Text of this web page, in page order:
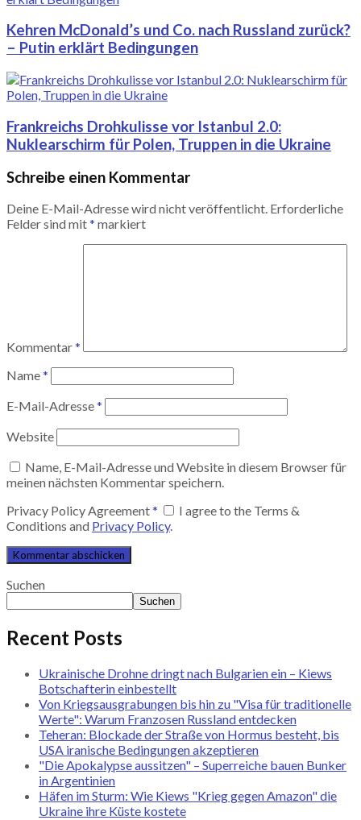
Kehren McDonald’s und Co. nach Russland zurück?
– Putin erklärt Bedingungen
Frankreichs Drohkulisse vor Istanbul 2.0:
Nuklearschirm für Polen, Truppen in die Ukraine
Schreibe einen Kommentar
Deine E-Mail-Adresse wird nicht veröffentlicht. Erforderliche
Felder sind mit* markiert
Kommentar*
Name*
E-Mail-Adresse*
Website
Name, E-Mail-Adresse und Website in diesem Browser für
meinen nächsten Kommentar speichern.
Privacy Policy Agreement*
I agree to the Terms &
Conditions and Privacy Policy.
Suchen
Suchen
Recent Posts
Ukrainische Drohne dringt nach Bulgarien ein – Kiews
Botschafterin einbestellt
Von Kriegsausgrabungen bis hin zu "Visa für traditionelle
Werte": Warum Franzosen Russland entdecken
Teheran: Blockade der Straße von Hormus besteht, bis
USA iranische Bedingungen akzeptieren
"Die Apokalypse aussitzen" – Superreiche bauen Bunker
in Argentinien
Häfen im Sturm: Wie Kiews "Krieg gegen Amazon" die
Ukraine ihre Küste kostete